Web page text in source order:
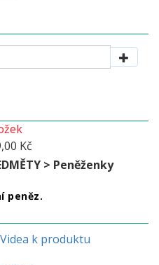
Kč
> Peněženky
peněz.
k produktu